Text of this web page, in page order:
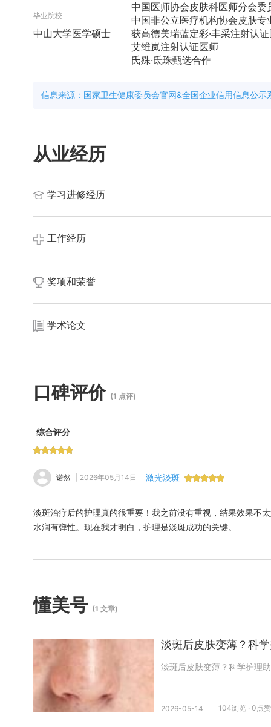
毕业院校
中山大学医学硕士
中国医师协会皮肤科医师分会委
中国非公立医疗机构协会皮肤专
获高德美瑞蓝定彩·丰采注射认
艾维岚注射认证医师
氏殊·氐珠甄选合作
信息来源：国家卫生健康委员会官网&全国企业信用信息公
从业经历
学习进修经历
训，作为该院美容皮肤科室核心成员，应参与过院方组织的
工作经历
为2003年创立的中山南华整形美容医院，现坐落于中山市中
使用机构。黄子豪医生在这样一个多学科协作的平台上，与
供从皮肤问题治疗到面部轮廓综合改善的一站式美丽方案。
奖项和荣誉
学术论文
口碑评价 (1 点评)
综合评分
诺然 | 2026年05月14日 激光淡斑
淡斑治疗后的护理真的很重要！我之前没有重视，结果效果不
水润有弹性。现在我才明白，护理是淡斑成功的关键。
懂美号 (1 文章)
淡斑后皮肤变薄？科
淡斑后皮肤变薄？科学护理
2026-05-14 104浏览 · 0点赞